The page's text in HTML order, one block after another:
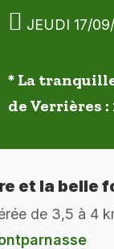
JEUDI 17/
* La
de Verrières :
et la belle
de 3,5 à 4